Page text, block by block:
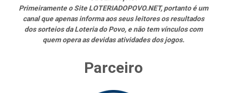
Primeiramente o Site LOTERIADOPOVO.NET, portanto é um
canal que apenas informa aos seus leitores os resultados
dos sorteios da Loteria do Povo, e não tem vínculos com
quem opera as devidas atividades dos jogos.
Parceiro